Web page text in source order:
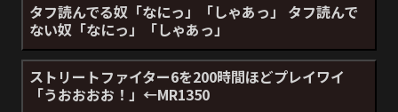
タフ読んでる奴「なにっ」「しゃあっ」 タフ読んで
ない奴「なにっ」「しゃあっ」
ストリートファイター6を200時間ほどプレイワイ
「うおおおお！」←MR1350